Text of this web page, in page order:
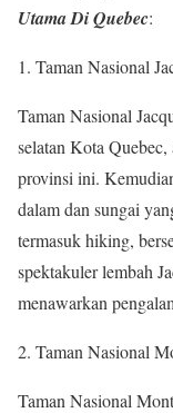
Utama Di Quebec:
1. Taman Nasional
Taman Nasional
selatan Kota Quebec,
provinsi ini.
dalam dan sungai
termasuk hiking,
spektakuler lembah
menawarkan
2. Taman Nasional
Taman Nasional